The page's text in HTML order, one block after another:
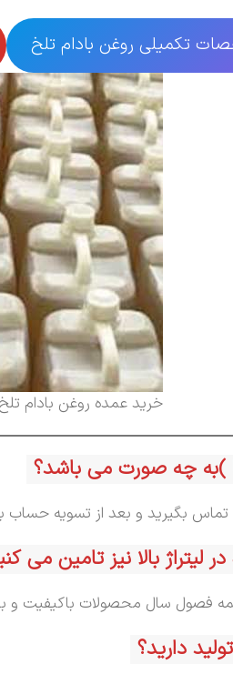
تکمیلی روغن بادام تلخ
خرید عمده روغن بادام
بگیرید و بعد از تسویه حساب
فصول سال محصولات باکیفیت و